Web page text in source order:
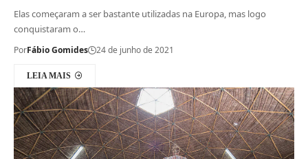
Elas começaram a ser bastante utilizadas na Europa, mas logo
conquistaram o…
PorFábio Gomides 24 de junho de 2021
LEIA MAIS